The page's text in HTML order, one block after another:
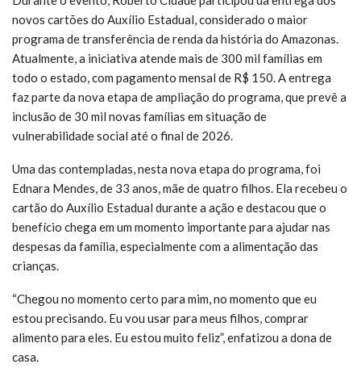
novos cartões do Auxílio Estadual, considerado o maior
programa de transferência de renda da história do Amazonas.
Atualmente, a iniciativa atende mais de 300 mil famílias em
todo o estado, com pagamento mensal de R$ 150. A entrega
faz parte da nova etapa de ampliação do programa, que prevê a
inclusão de 30 mil novas famílias em situação de
vulnerabilidade social até o final de 2026.
Uma das contempladas, nesta nova etapa do programa, foi
Ednara Mendes, de 33 anos, mãe de quatro filhos. Ela recebeu o
cartão do Auxílio Estadual durante a ação e destacou que o
benefício chega em um momento importante para ajudar nas
despesas da família, especialmente com a alimentação das
crianças.
“Chegou no momento certo para mim, no momento que eu
estou precisando. Eu vou usar para meus filhos, comprar
alimento para eles. Eu estou muito feliz”, enfatizou a dona de
casa.